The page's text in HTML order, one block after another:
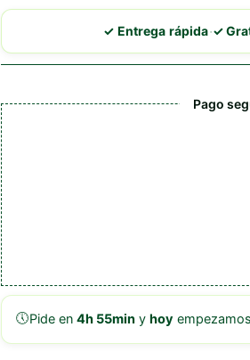
✓ Entrega rápida·✓
Pago
🕔Pide en 4h 55miny hoy